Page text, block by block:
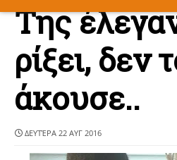
Της
ρίξει, δεν
άκουσε..
ΔΕΥΤΈΡΑ 22 ΑΥΓ 2016